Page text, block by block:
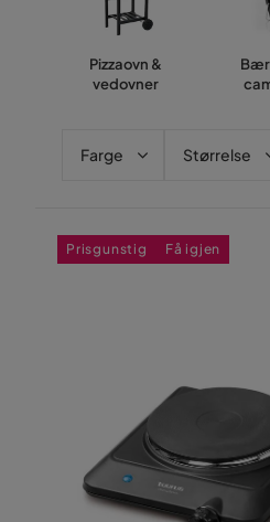
Pizzaovn &
vedovner
Farge Størrelse
Prisgunstig Få igjen